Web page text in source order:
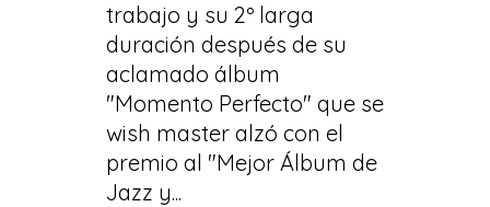
trabajo y su 2º larga
duración después de su
aclamado álbum
"Momento Perfecto" que se
wish master alzó con el
premio al "Mejor Álbum de
Jazz y...